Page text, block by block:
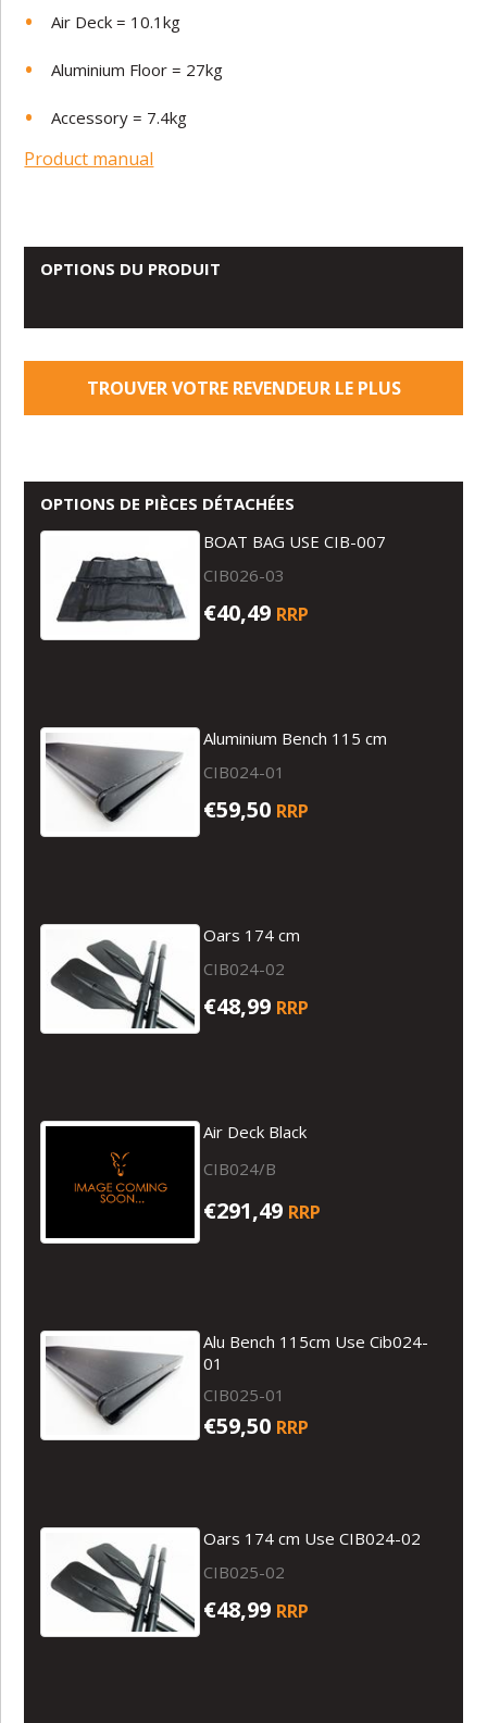
Air Deck = 10.1kg
Aluminium Floor = 27kg
Accessory = 7.4kg
Product manual
OPTIONS DU PRODUIT
TROUVER VOTRE REVENDEUR LE PLUS
OPTIONS DE PIÈCES DÉTACHÉES
BOAT BAG USE CIB-007
CIB026-03
€40,49 RRP
Aluminium Bench 115 cm
CIB024-01
€59,50 RRP
Oars 174 cm
CIB024-02
€48,99 RRP
Air Deck Black
CIB024/B
€291,49 RRP
Alu Bench 115cm Use Cib024-
01
CIB025-01
€59,50 RRP
Oars 174 cm Use CIB024-02
CIB025-02
€48,99 RRP